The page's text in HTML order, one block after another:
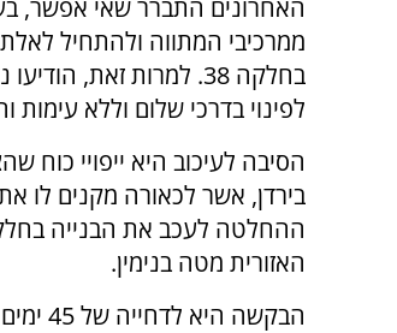
האחרונים התברר שאי אפשר,
ממרכיבי המתווה ולהתחיל
בחלקה 38. למרות זאת,
לפינוי בדרכי שלום וללא
הסיבה לעיכוב היא ייפויי
בירדן, אשר לכאורה מקנים
ההחלטה לעכב את הבנייה
האזורית מטה בנימין.